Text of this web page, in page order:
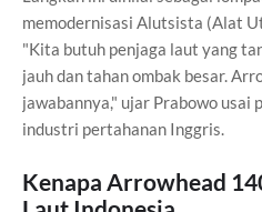
memodernisasi Alutsista (Alat
"Kita butuh penjaga laut yang
jauh dan tahan ombak besar.
jawabannya," ujar Prabowo usai
industri pertahanan Inggris.
Kenapa Arrowhead